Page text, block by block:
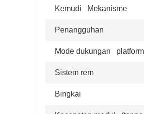
Kemudi Mekanisme
Penangguhan
Mode dukungan platform
Sistem rem
Bingkai